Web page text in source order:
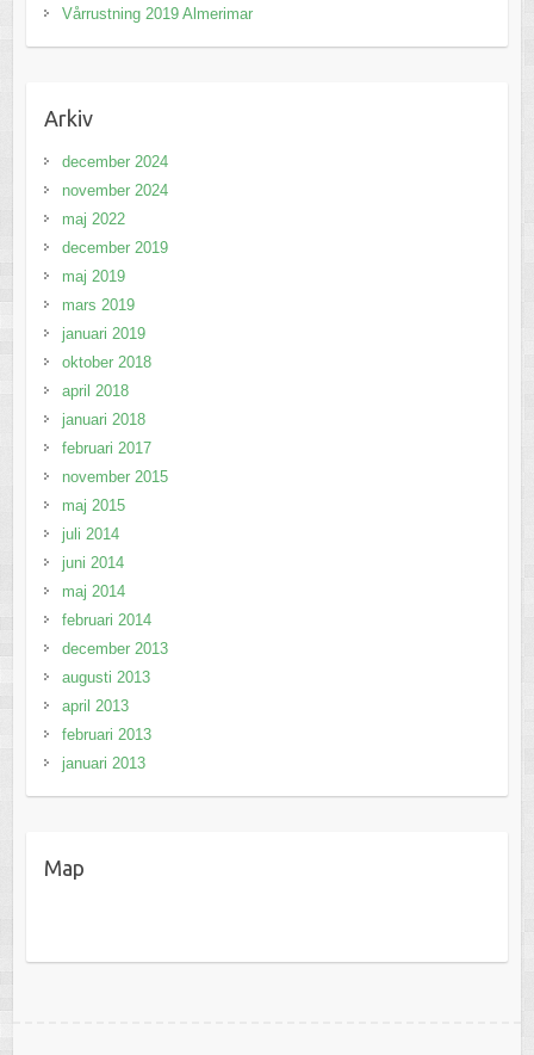
Vårrustning 2019 Almerimar
Arkiv
december 2024
november 2024
maj 2022
december 2019
maj 2019
mars 2019
januari 2019
oktober 2018
april 2018
januari 2018
februari 2017
november 2015
maj 2015
juli 2014
juni 2014
maj 2014
februari 2014
december 2013
augusti 2013
april 2013
februari 2013
januari 2013
Map